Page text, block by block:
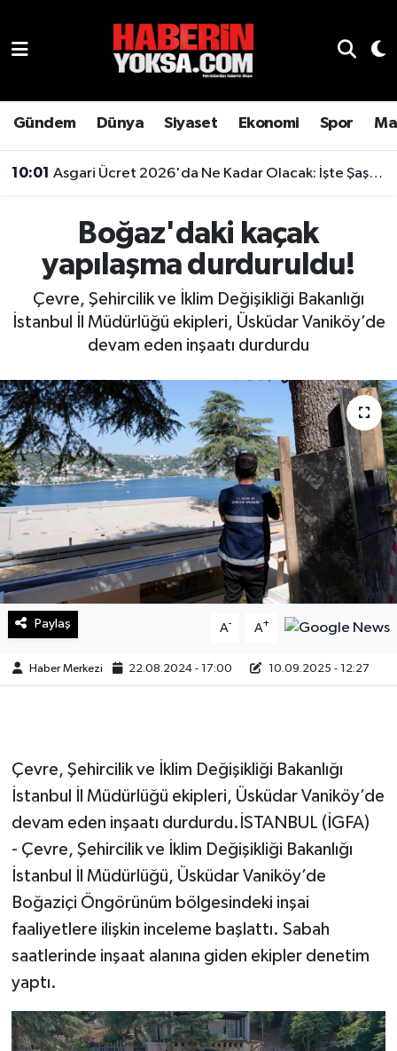
Gündem Dünya Siyaset Ekonomi Spor
10:01 Asgari Ücret 2026'da Ne Kadar Olacak: İşte Şaşırtan Rakam
Boğaz'daki kaçak
yapılaşma durduruldu!
Çevre, Şehircilik ve İklim Değişikliği Bakanlığı
İstanbul İl Müdürlüğü ekipleri, Üsküdar Vaniköy’de
devam eden inşaatı durdurdu
Paylaş A- A+
Haber Merkezi 22.08.2024 - 17:00 10.09.2025 - 12:27
Çevre, Şehircilik ve İklim Değişikliği Bakanlığı
İstanbul İl Müdürlüğü ekipleri, Üsküdar Vaniköy’de
devam eden inşaatı durdurdu.İSTANBUL (İGFA)
- Çevre, Şehircilik ve İklim Değişikliği Bakanlığı
İstanbul İl Müdürlüğü, Üsküdar Vaniköy’de
Boğaziçi Öngörünüm bölgesindeki inşai
faaliyetlere ilişkin inceleme başlattı. Sabah
saatlerinde inşaat alanına giden ekipler denetim
yaptı.
Genel
Gündem
Magazin
Otomobil
Sağlık
Teknoloji
Hava Durumu
Son Dakika Haberleri
Haber Arşivi